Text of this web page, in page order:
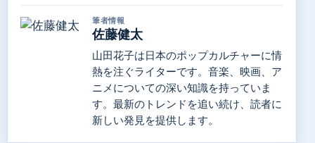
筆者情報
佐藤健太
山田花子は日本のポップカルチャーに情
熱を注ぐライターです。音楽、映画、ア
ニメについての深い知識を持っていま
す。最新のトレンドを追い続け、読者に
新しい発見を提供します。